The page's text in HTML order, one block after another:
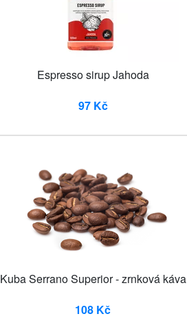
Espresso sirup Jahoda
97 Kč
Kuba Serrano Superior - zrnková káva
108 Kč